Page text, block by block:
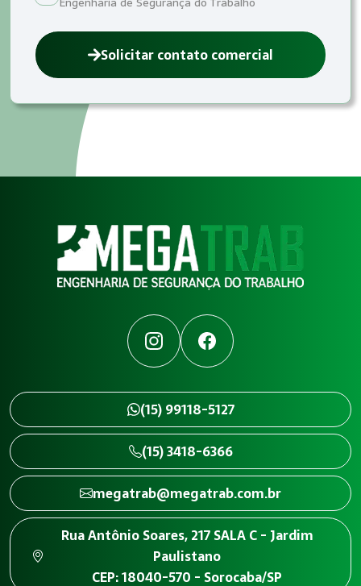
Solicitar contato comercial
InstagramFacebook
(15) 99118-5127
(15) 3418-6366
megatrab@megatrab.com.br
Rua Antônio Soares, 217 SALA C - Jardim
Paulistano
CEP: 18040-570 - Sorocaba/SP